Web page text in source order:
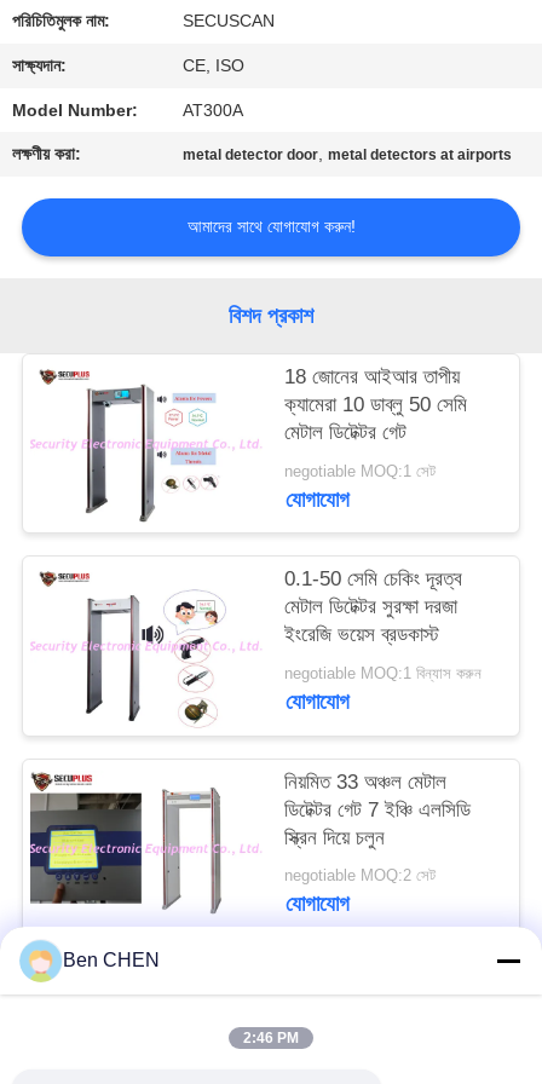
নিয়ন্ত্রণ
যোগাযোগ
করুন
খবর
আবেদন
সাইট
PRIVACY
POLICY
পরিচিতিমুলক নাম: SECUSCAN
সাক্ষ্যদান: CE, ISO
Model Number: AT300A
লক্ষণীয় করা: metal detector door,metal detectors at airports
আমাদের সাথে যোগাযোগ করুন!
বিশদ প্রকাশ
18 জোনের আইআর তাপীয়
ক্যামেরা 10 ডাব্লু 50 সেমি
মেটাল ডিটেক্টর গেট
negotiable MOQ:1 সেট
যোগাযোগ
0.1-50 সেমি চেকিং দূরত্ব
মেটাল ডিটেক্টর সুরক্ষা দরজা
ইংরেজি ভয়েস ব্রডকাস্ট
negotiable MOQ:1 বিন্যাস করুন
যোগাযোগ
নিয়মিত 33 অঞ্চল মেটাল
ডিটেক্টর গেট 7 ইঞ্চি এলসিডি
স্ক্রিন দিয়ে চলুন
negotiable MOQ:2 সেট
যোগাযোগ
Ben CHEN
2:46 PM